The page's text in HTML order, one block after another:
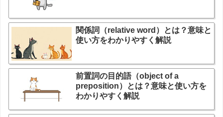
関係詞（relative word）とは？意味と
使い方をわかりやすく解説
前置詞の目的語（object of a
preposition）とは？意味と使い方を
わかりやすく解説